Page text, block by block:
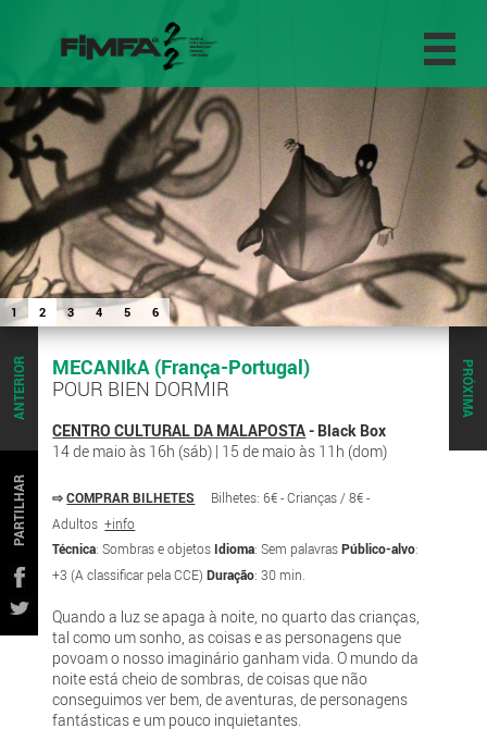
1 2 3 4 5 6
PRÓXIMA
ANTERIOR
PARTILHAR
MECANIkA (França-Portugal)
POUR BIEN DORMIR
CENTRO CULTURAL DA MALAPOSTA- Black Box
14 de maio às 16h (sáb) | 15 de maio às 11h (dom)
⇨COMPRAR BILHETES
Bilhetes: 6€ - Crianças / 8€ -
Adultos+info
Técnica: Sombras e objetos Idioma: Sem palavrasPúblico-alvo:
+3 (A classificar pela CCE)Duração: 30 min.
Quando a luz se apaga à noite, no quarto das crianças,
tal como um sonho, as coisas e as personagens que
povoam o nosso imaginário ganham vida. O mundo da
noite está cheio de sombras, de coisas que não
conseguimos ver bem, de aventuras, de personagens
fantásticas e um pouco inquietantes.